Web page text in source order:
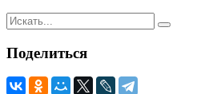
Поделиться